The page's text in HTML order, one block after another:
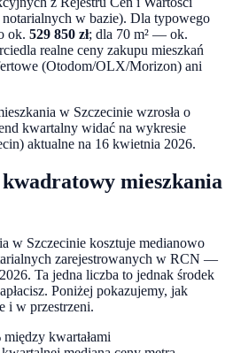
w bazie). Dla typowego
ok. 529 850 zł; dla 70 m² — ok.
realne ceny zakupu mieszkań
(Otodom/OLX/Morizon) ani
w Szczecinie wzrosła o
kwartalny widać na wykresie
) aktualne na 16 kwietnia 2026.
mieszkania
w Szczecinie kosztuje medianowo
zarejestrowanych w RCN —
. Ta jedna liczba to jednak środek
Poniżej pokazujemy, jak
i w przestrzeni.
między kwartałami